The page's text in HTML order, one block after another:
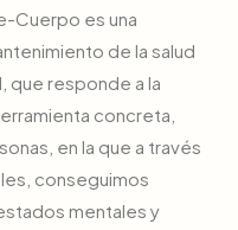
Cuerpo es una
de la salud
que responde a la
concreta,
en la que a través
conseguimos
mentales y